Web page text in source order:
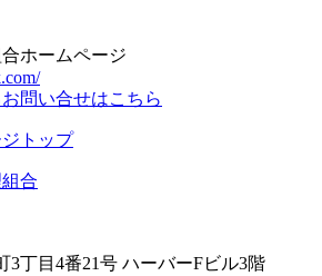
ホームページ
問い合せはこちら
3丁目4番21号 ハーバーFビル3階